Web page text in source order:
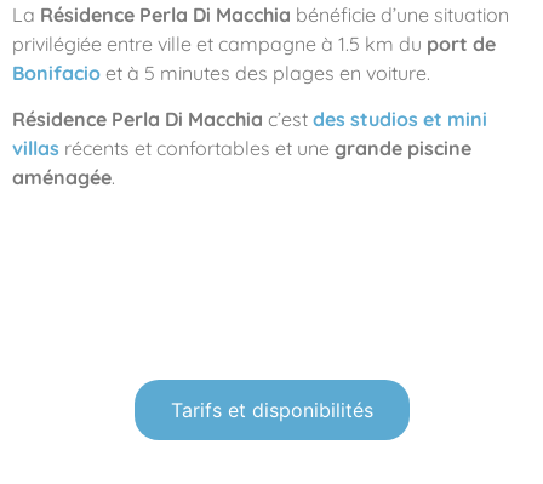
La Résidence Perla Di Macchia bénéficie d’une situation
privilégiée entre ville et campagne à 1.5 km du port de
Bonifacio et à 5 minutes des plages en voiture.
Résidence Perla Di Macchia c’est des studios et mini
villas récents et confortables et une grande piscine
aménagée.
Tarifs et disponibilités